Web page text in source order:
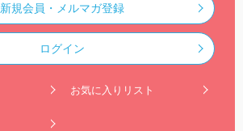
新規会員・メルマガ登録
ログイン
お気に入りリスト